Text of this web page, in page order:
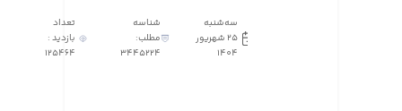
سه‌شنبه
25 شهریور
1404
شناسه
مطلب:
3445224
تعداد
بازدید :
125464